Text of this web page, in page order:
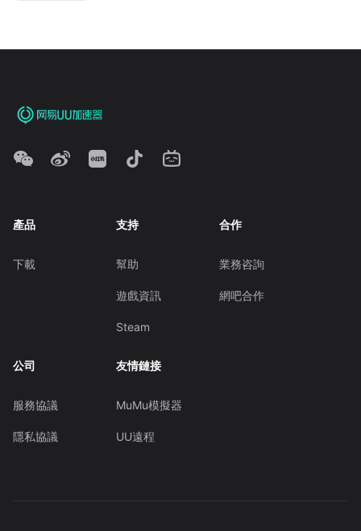
產品
下載
支持
幫助
遊戲資訊
Steam
合作
業務咨詢
網吧合作
公司
服務協議
隱私協議
友情鏈接
MuMu模擬器
UU遠程